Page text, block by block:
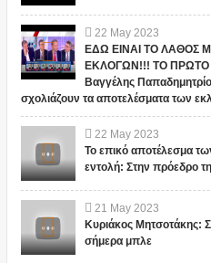
22 May 2023
ΕΔΩ ΕΙΝΑΙ ΤΟ ΛΑΘΟΣ
ΕΚΛΟΓΩΝ!!! ΤΟ
Βαγγέλης
σχολιάζουν τα αποτελέσματα των
22 May 2023
Το επικό αποτέλεσμα
εντολή: Στην πρόεδρο
21 May 2023
Κυριάκος Μητσοτάκης:
σήμερα μπλε